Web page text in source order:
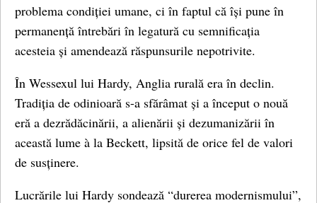
problema condiției umane, ci în faptul că își pune în
permanență întrebări în legatură cu semnificația
acesteia și amendează răspunsurile nepotrivite.
În Wessexul lui Hardy, Anglia rurală era în declin.
Tradiția de odinioară s-a sfărâmat și a început o nouă
eră a dezrădăcinării, a alienării și dezumanizării în
această lume à la Beckett, lipsită de orice fel de valori
de susținere.
Lucrările lui Hardy sondează “durerea modernismului”,